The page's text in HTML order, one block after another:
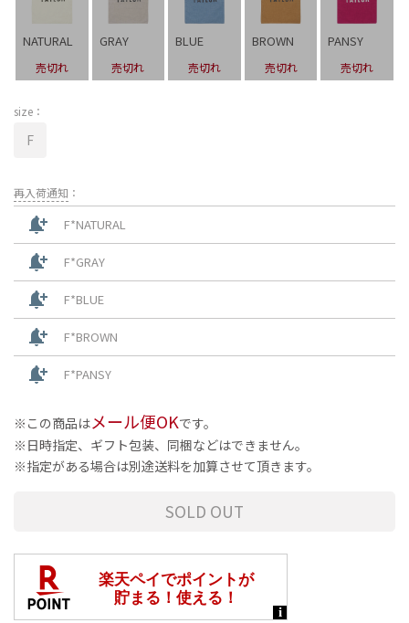
NATURAL
売切れ
GRAY
売切れ
BLUE
売切れ
BROWN
売切れ
PANSY
売切れ
size：
F
再入荷通知 ：
notification_add F*NATURAL
notification_add F*GRAY
notification_add F*BLUE
notification_add F*BROWN
notification_add F*PANSY
この商品はメール便OKです。
日時指定、ギフト包装、同梱などはできません。
指定がある場合は別途送料を加算させて頂きます。
SOLD OUT